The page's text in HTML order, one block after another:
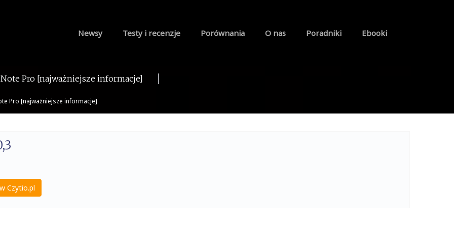
Newsy Testy i recenzje Porównania O nas Poradniki Ebooki
Pro [najważniejsze informacje]
Pro [najważniejsze informacje]
Czytio.pl